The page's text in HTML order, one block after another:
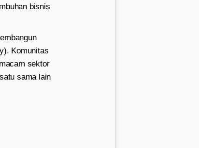
bisnis
Komunitas
sektor
satu sama lain